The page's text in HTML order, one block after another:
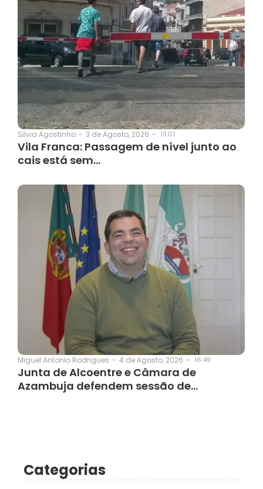
Silvia Agostinho - 3 de Agosto, 2026 - 13:01
Vila Franca: Passagem de nível junto ao
cais está sem…
Miguel Antonio Rodrigues - 4 de Agosto, 2026 - 16:49
Junta de Alcoentre e Câmara de
Azambuja defendem sessão de…
Categorias